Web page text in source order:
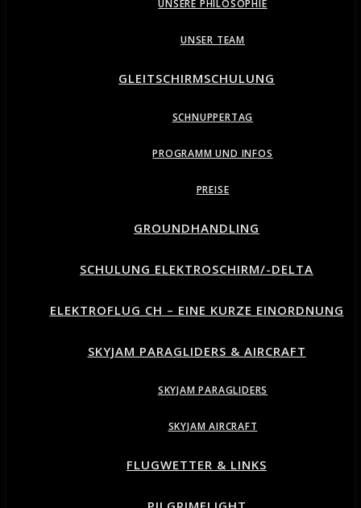
UNSERE PHILOSOPHIE
UNSER TEAM
GLEITSCHIRMSCHULUNG
SCHNUPPERTAG
PROGRAMM UND INFOS
PREISE
GROUNDHANDLING
SCHULUNG ELEKTROSCHIRM/-DELTA
ELEKTROFLUG CH – EINE KURZE EINORDNUNG
SKYJAM PARAGLIDERS & AIRCRAFT
SKYJAM PARAGLIDERS
SKYJAM AIRCRAFT
FLUGWETTER & LINKS